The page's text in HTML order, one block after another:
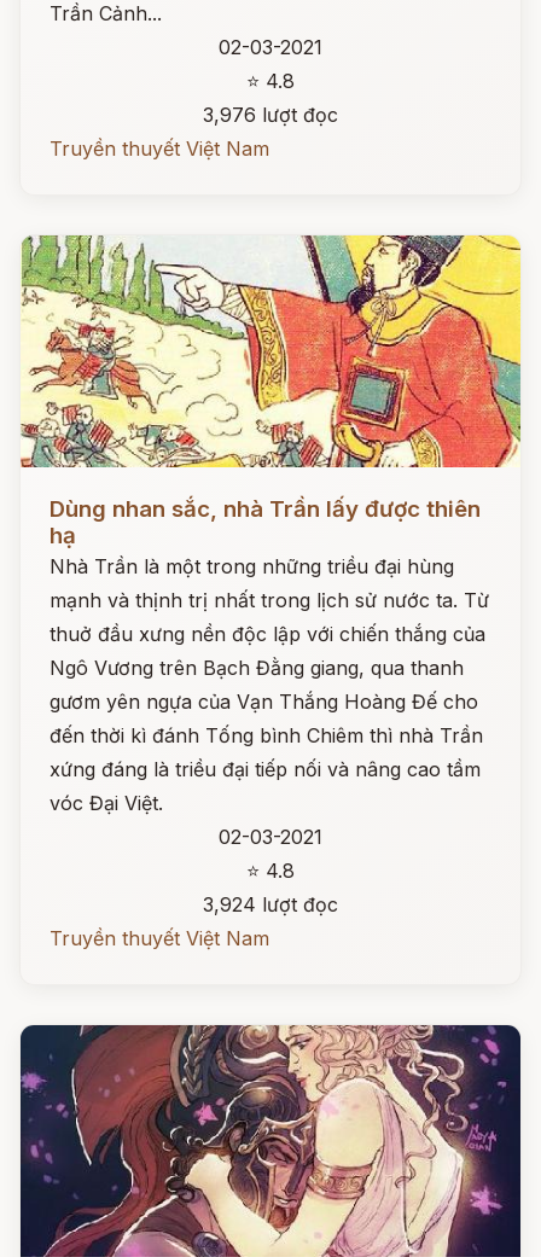
Trần Cảnh...
02-03-2021
⭐ 4.8
3,976 lượt đọc
Truyền thuyết Việt Nam
Dùng nhan sắc, nhà Trần lấy được thiên
hạ
Nhà Trần là một trong những triều đại hùng
mạnh và thịnh trị nhất trong lịch sử nước ta. Từ
thuở đầu xưng nền độc lập với chiến thắng của
Ngô Vương trên Bạch Đằng giang, qua thanh
gươm yên ngựa của Vạn Thắng Hoàng Đế cho
đến thời kì đánh Tống bình Chiêm thì nhà Trần
xứng đáng là triều đại tiếp nối và nâng cao tầm
vóc Đại Việt.
02-03-2021
⭐ 4.8
3,924 lượt đọc
Truyền thuyết Việt Nam